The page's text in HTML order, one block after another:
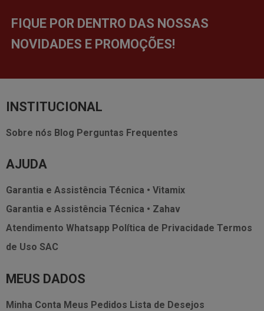
FIQUE POR DENTRO DAS NOSSAS
NOVIDADES E PROMOÇÕES!
INSTITUCIONAL
Sobre nós Blog Perguntas Frequentes
AJUDA
Garantia e Assistência Técnica • Vitamix
Garantia e Assistência Técnica • Zahav
Atendimento Whatsapp Política de Privacidade Termos
de Uso SAC
MEUS DADOS
Minha Conta Meus Pedidos Lista de Desejos